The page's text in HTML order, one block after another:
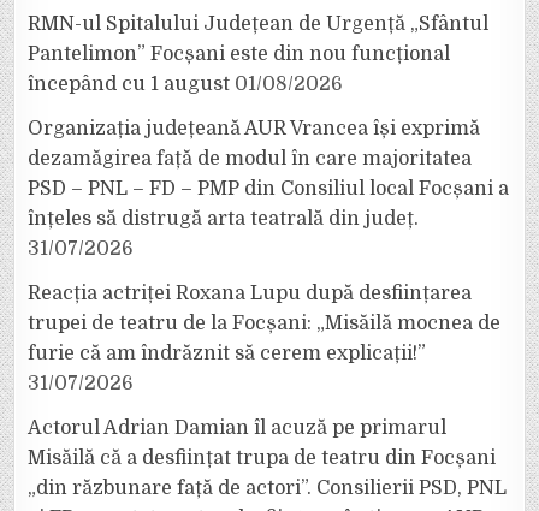
RMN-ul Spitalului Județean de Urgență „Sfântul
Pantelimon” Focșani este din nou funcțional
începând cu 1 august 01/08/2026
Organizația județeană AUR Vrancea își exprimă
dezamăgirea față de modul în care majoritatea
PSD – PNL – FD – PMP din Consiliul local Focșani a
înțeles să distrugă arta teatrală din județ.
31/07/2026
Reacția actriței Roxana Lupu după desființarea
trupei de teatru de la Focșani: „Misăilă mocnea de
furie că am îndrăznit să cerem explicații!”
31/07/2026
Actorul Adrian Damian îl acuză pe primarul
Misăilă că a desființat trupa de teatru din Focșani
„din răzbunare față de actori”. Consilierii PSD, PNL